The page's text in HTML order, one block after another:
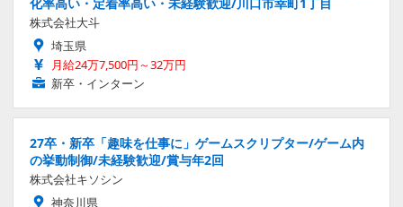
派遣社員
「27卒」ゲーム実況・eスポーツ動画の編集スタッフ/有給消
化率高い・定着率高い・未経験歓迎/川口市幸町1丁目
株式会社大斗
月給24万7,500円～32万円
新卒・インターン